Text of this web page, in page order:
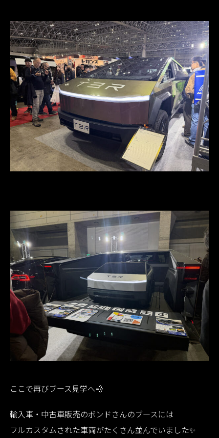
ここで再びブース見学へ💨
輸入車・中古車販売のボンドさんのブースには
フルカスタムされた車両がたくさん並んでいました✨